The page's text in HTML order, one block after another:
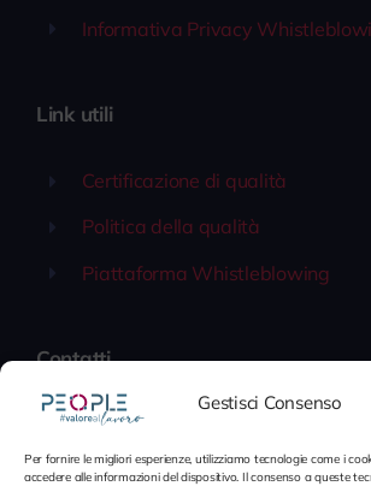
Gestisci Consenso
Per fornire le migliori esperienze, utilizziamo tecnologie come i
accedere alle informazioni del dispositivo. Il consenso a queste
Informativa Privacy
Link utili
Certificazione di qualità
Politica della qualità
Piattaforma Whistleblowing
Contatti
Contatti
LinkedIn